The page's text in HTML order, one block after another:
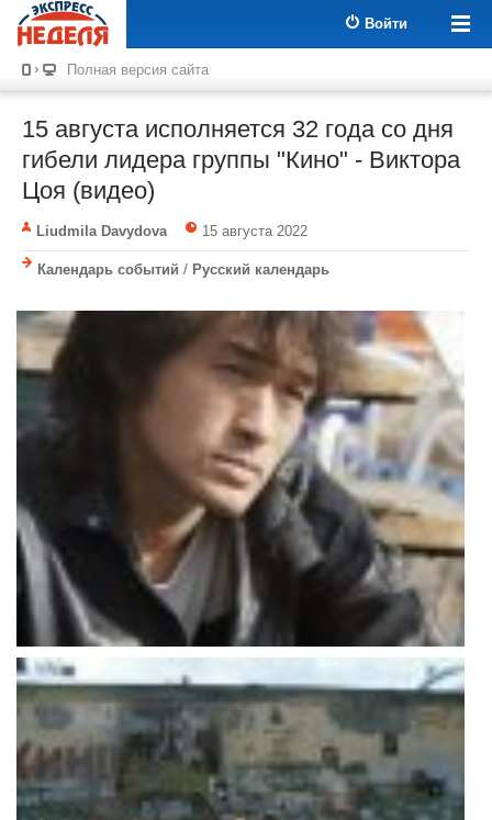
Войти
Полная версия сайта
15 августа исполняется 32 года со дня
гибели лидера группы "Кино" - Виктора
Цоя (видео)
Liudmila Davydova 15 августа 2022
Календарь событий / Русский календарь